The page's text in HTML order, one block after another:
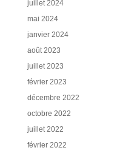
juillet 2024
mai 2024
janvier 2024
août 2023
juillet 2023
février 2023
décembre 2022
octobre 2022
juillet 2022
février 2022